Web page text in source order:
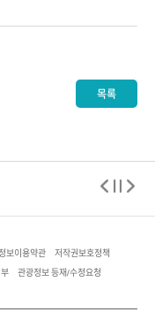
목록
보이용약관 저작권보호정책
관광정보 등재/수정요청